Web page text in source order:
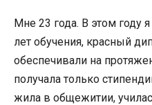
Мне 23 года. В этом году
лет обучения, красный
обеспечивали на
получала только
жила в общежитии,